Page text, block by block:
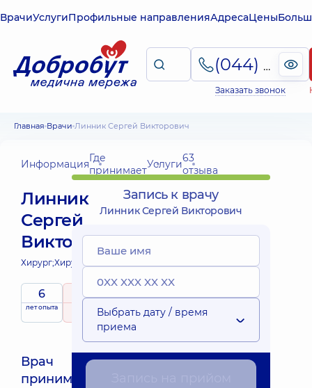
ВрачиУслугиПрофильные направленияАдресаЦены
(044) 495-2-888
Заказать звонок
Главная Врачи Линник Сергей Викторович
ИнформацияГде
принимаетУслуги63
отзыва
Линник
Сергей
Викторович
Хирург;Хирург-онколог;
6
лет опыта
5 / 5
рейтингна основе
63 отзыва
Врач
принимает
Запись к врачу
Линник Сергей Викторович
Выбрать дату / время
приема